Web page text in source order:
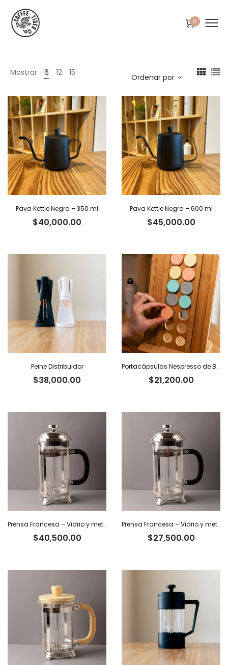
0
Mostrar 6 12 15 Ordenar por
Pava Kettle Negra – 350 ml
$40,000.00
Pava Kettle Negra – 600 ml
$45,000.00
Peine Distribuidor
$38,000.00
Portacápsulas Nespresso de Bambú
$21,200.00
Prensa Francesa – Vidrio y metal. 1 L
$40,500.00
Prensa Francesa – Vidrio y metal. 350 ml
$27,500.00